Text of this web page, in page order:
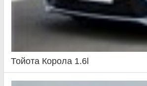
Тойота Корола 1.6l